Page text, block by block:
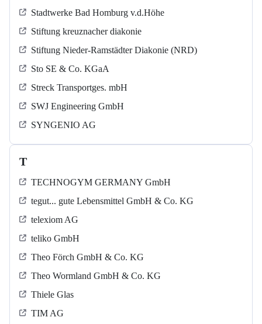
Stadtwerke Bad Homburg v.d.Höhe
Stiftung kreuznacher diakonie
Stiftung Nieder-Ramstädter Diakonie (NRD)
Sto SE & Co. KGaA
Streck Transportges. mbH
SWJ Engineering GmbH
SYNGENIO AG
T
TECHNOGYM GERMANY GmbH
tegut... gute Lebensmittel GmbH & Co. KG
telexiom AG
teliko GmbH
Theo Förch GmbH & Co. KG
Theo Wormland GmbH & Co. KG
Thiele Glas
TIM AG